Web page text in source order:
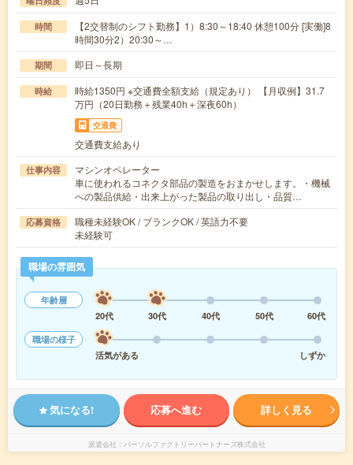
時間
【2交替制のシフト勤務】1）8:30～18:40 休憩100分 [実働]8
時間30分2）20:30～…
期間 即日～長期
時給
時給1350円 ※交通費全額支給（規定あり） 【月収例】31.7
万円（20日勤務＋残業40h＋深夜60h）
交通費
交通費支給あり
仕事内容
マシンオペレーター
車に使われるコネクタ部品の製造をおまかせします。・機械
への製品供給・出来上がった製品の取り出し・品質…
応募資格
職種未経験OK / ブランクOK / 英語力不要
未経験可
職場の雰囲気
年齢層
20代
30代 40代 50代
60代
職場の様子
活気がある
しずか
気になる! 応募へ進む 詳しく見る
派遣会社 パーソルファクトリーパートナーズ株式会社